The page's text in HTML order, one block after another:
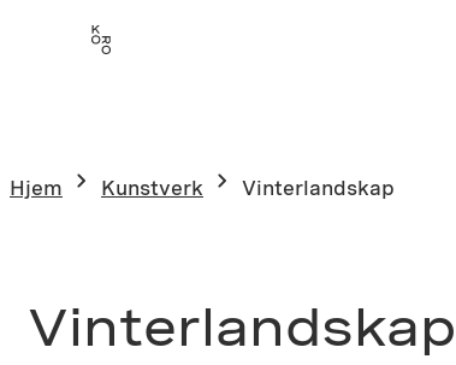
Hjem Kunstverk Vinterlandskap
Vinterlandskap